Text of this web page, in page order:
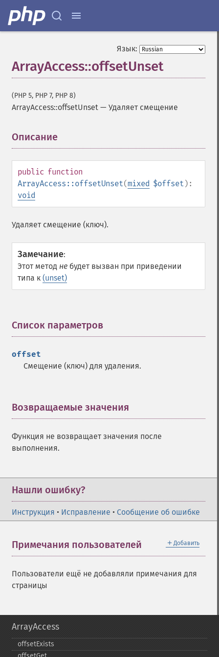
Язык:
ArrayAccess::offsetUnset
(PHP 5, PHP 7, PHP 8)
ArrayAccess::offsetUnset — Удаляет смещение
Описание
public function
ArrayAccess::offsetUnset(mixed $offset ):
void
Удаляет смещение (ключ).
Замечание:
Этот метод не будет вызван при приведении
типа к (unset)
Список параметров
offset
Смещение (ключ) для удаления.
Возвращаемые значения
Функция не возвращает значения после
выполнения.
Нашли ошибку?
Инструкция • Исправление • Сообщение об ошибке
＋ Добавить
Примечания пользователей
Пользователи ещё не добавляли примечания для
страницы
ArrayAccess
offsetExists